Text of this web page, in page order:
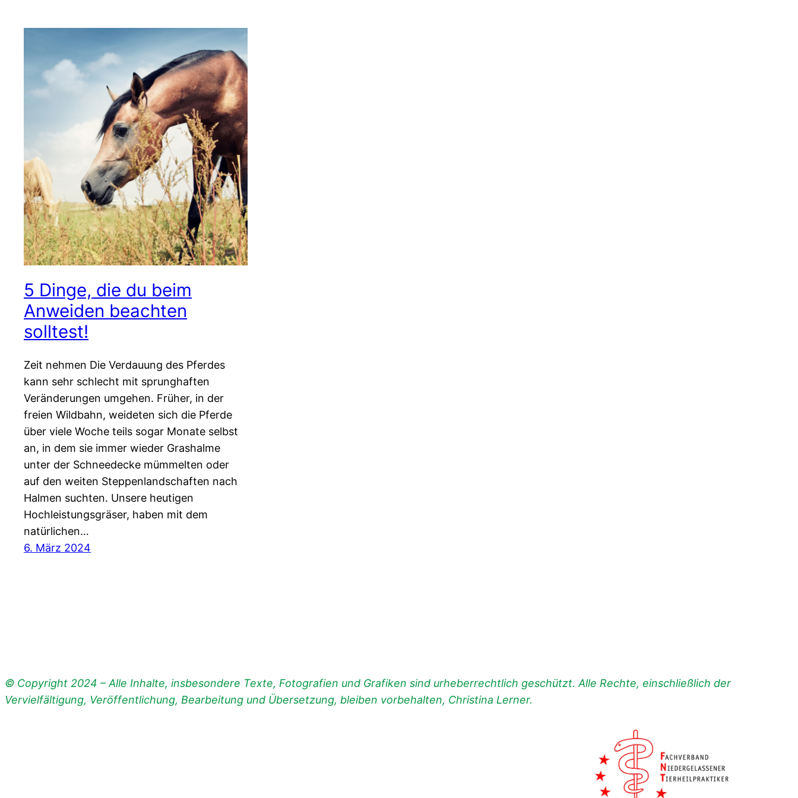
5 Dinge, die du beim
Anweiden beachten
solltest!
Zeit nehmen Die Verdauung des Pferdes
kann sehr schlecht mit sprunghaften
Veränderungen umgehen. Früher, in der
freien Wildbahn, weideten sich die Pferde
über viele Woche teils sogar Monate selbst
an, in dem sie immer wieder Grashalme
unter der Schneedecke mümmelten oder
auf den weiten Steppenlandschaften nach
Halmen suchten. Unsere heutigen
Hochleistungsgräser, haben mit dem
natürlichen…
6. März 2024
© Copyright 2024 – Alle Inhalte, insbesondere Texte, Fotografien und Grafiken sind urheberrechtlich geschützt. Alle Rechte, einschließlich der
Vervielfältigung, Veröffentlichung, Bearbeitung und Übersetzung, bleiben vorbehalten, Christina Lerner.